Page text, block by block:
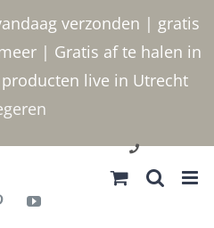
verzonden | gratis
| Gratis af te halen in
live in Utrecht
030 2400000